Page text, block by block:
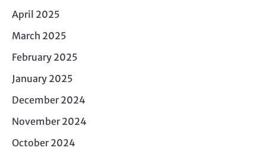
April 2025
March 2025
February 2025
January 2025
December 2024
November 2024
October 2024